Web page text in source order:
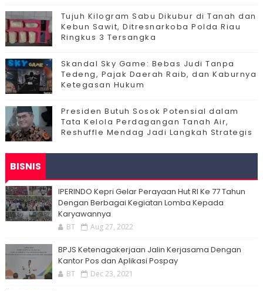
Tujuh Kilogram Sabu Dikubur di Tanah dan
Kebun Sawit, Ditresnarkoba Polda Riau
Ringkus 3 Tersangka
Skandal Sky Game: Bebas Judi Tanpa
Tedeng, Pajak Daerah Raib, dan Kaburnya
Ketegasan Hukum
Presiden Butuh Sosok Potensial dalam
Tata Kelola Perdagangan Tanah Air,
Reshuffle Mendag Jadi Langkah Strategis
BISNIS
IPERINDO Kepri Gelar Perayaan Hut RI Ke 77 Tahun
Dengan Berbagai Kegiatan Lomba Kepada
Karyawannya
BT Aug 27, 2022
BPJS Ketenagakerjaan Jalin Kerjasama Dengan
Kantor Pos dan Aplikasi Pospay
BT Dec 23, 2021